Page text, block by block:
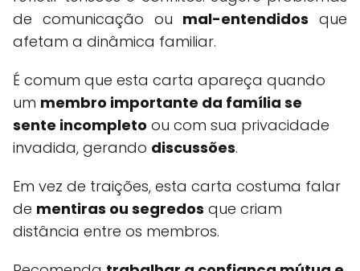
de comunicação ou mal-entendidos que
afetam a dinâmica familiar.
É comum que esta carta apareça quando
um membro importante da família se
sente incompleto ou com sua privacidade
invadida, gerando discussões.
Em vez de traições, esta carta costuma falar
de mentiras ou segredos que criam
distância entre os membros.